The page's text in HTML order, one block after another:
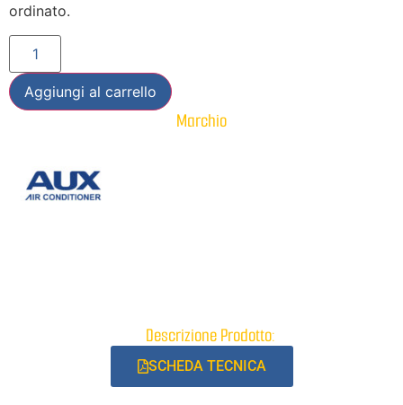
ordinato.
Aggiungi al carrello
Marchio
Descrizione Prodotto:
SCHEDA TECNICA